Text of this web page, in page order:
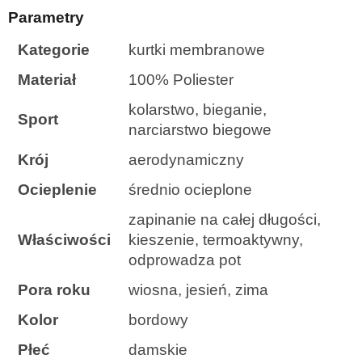
Parametry
Kategorie
kurtki membranowe
Materiał
100% Poliester
Sport
kolarstwo, bieganie,
narciarstwo biegowe
Krój
aerodynamiczny
Ocieplenie
średnio ocieplone
Właściwości
zapinanie na całej długości,
kieszenie, termoaktywny,
odprowadza pot
Pora roku
wiosna, jesień, zima
Kolor
bordowy
Płeć
damskie